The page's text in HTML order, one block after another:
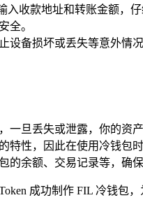
入收款地址和转账金额，
全。
设备损坏或丢失等意外情
一旦丢失或泄露，你的资
特性，因此在使用冷钱包
的余额、交易记录等，确
成功制作 FIL 冷钱包